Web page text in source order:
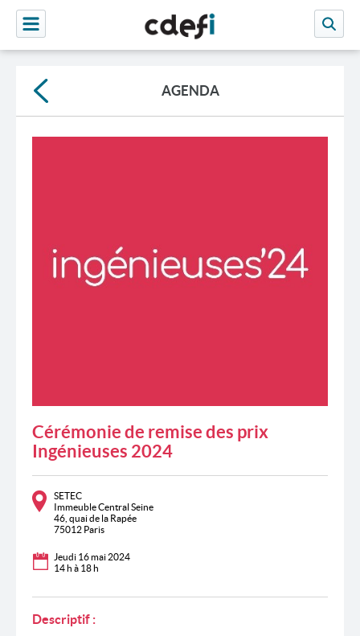
AGENDA
Cérémonie de remise des prix
Ingénieuses 2024
SETEC
Immeuble Central Seine
46, quai de la Rapée
75012 Paris
Jeudi 16 mai 2024
14 h à 18 h
Descriptif :